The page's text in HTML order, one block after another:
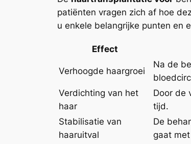
patiënten vragen zich af hoe
u enkele belangrijke punten en
Effect
Verhoogde haargroei
Na de
Verdichting van het
haar
Door de
tijd.
Stabilisatie van
haaruitval
De
gaat